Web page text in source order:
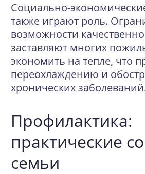
Социально-
также играют роль.
возможности
заставляют многих
экономить на тепле, что
переохлаждению и
хронических
Профилактика:
практические
семьи